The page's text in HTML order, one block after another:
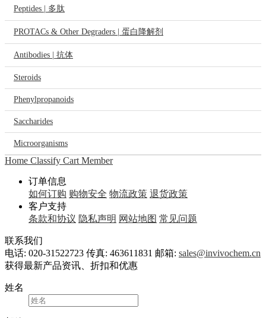
Peptides | 多肽
PROTACs & Other Degraders | 蛋白降解剂
Antibodies | 抗体
Steroids
Phenylpropanoids
Saccharides
Microorganisms
Home Classify Cart Member
订单信息
如何订购 购物安全 物流政策 退货政策
客户支持
条款和协议 隐私声明 网站地图 常见问题
联系我们
电话: 020-31522723 传真: 463611831 邮箱: sales@invivochem.cn
获得最新产品资讯、折扣和优惠
姓名